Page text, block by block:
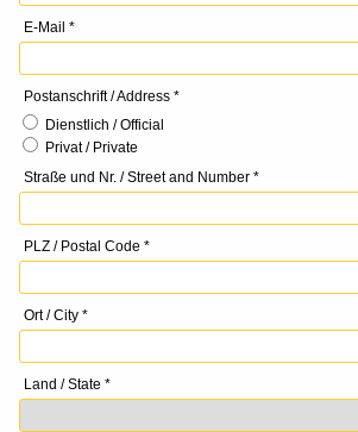
E-Mail *
Postanschrift / Address *
Dienstlich / Official
Privat / Private
Straße und Nr. / Street and Number *
PLZ / Postal Code *
Ort / City *
Land / State *